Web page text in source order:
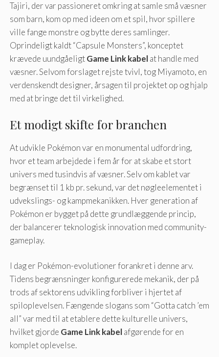
Tajiri, der var passioneret omkring at samle små væsner
som barn, kom op med ideen om et spil, hvor spillere
ville fange monstre og bytte deres samlinger.
Oprindeligt kaldt “Capsule Monsters”, konceptet
krævede uundgåeligtGame Link kabelat handle med
væsner. Selvom forslaget rejste tvivl, tog Miyamoto, en
verdenskendt designer, årsagen til projektet op og hjalp
med at bringe det til virkelighed.
Et modigt skifte for branchen
At udvikle Pokémon var en monumental udfordring,
hvor et team arbejdede i fem år for at skabe et stort
univers med tusindvis af væsner. Selv om kablet var
begrænset til 1 kb pr. sekund, var det nøgleelementet i
udvekslings- og kampmekanikken. Hver generation af
Pokémon er bygget på dette grundlæggende princip,
der balancerer teknologisk innovation med community-
gameplay.
I dag er Pokémon-evolutioner forankret i denne arv.
Tidens begrænsninger konfigurerede mekanik, der på
trods af sektorens udvikling forbliver i hjertet af
spiloplevelsen. Fængende slogans som “Gotta catch ’em
all” var med til at etablere dette kulturelle univers,
hvilket gjorde Game Link kabelafgørende for en
komplet oplevelse.